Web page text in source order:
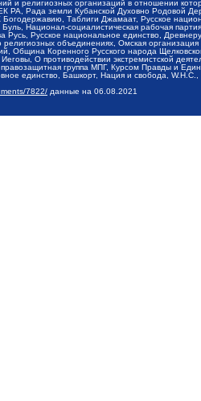
и религиозных организаций в отношении
РА, Рада земли Кубанской Духовно Родовой
Богодержавию, Таблиги Джамаат, Русское
Национал-социалистическая рабочая
Русь, Русское национальное единство,
религиозных объединениях, Омская
Община Коренного Русского народа
О противодействии экстремистской
группа МПГ, Курсом Правды и
единство, Башкорт, Нация и свобода,
7822/ данные на 06.08.2021